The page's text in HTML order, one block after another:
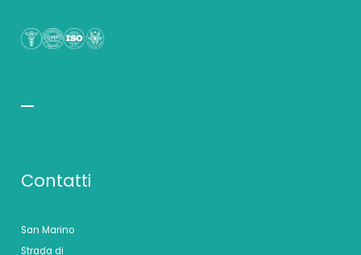
Contatti
San Marino
Strada di